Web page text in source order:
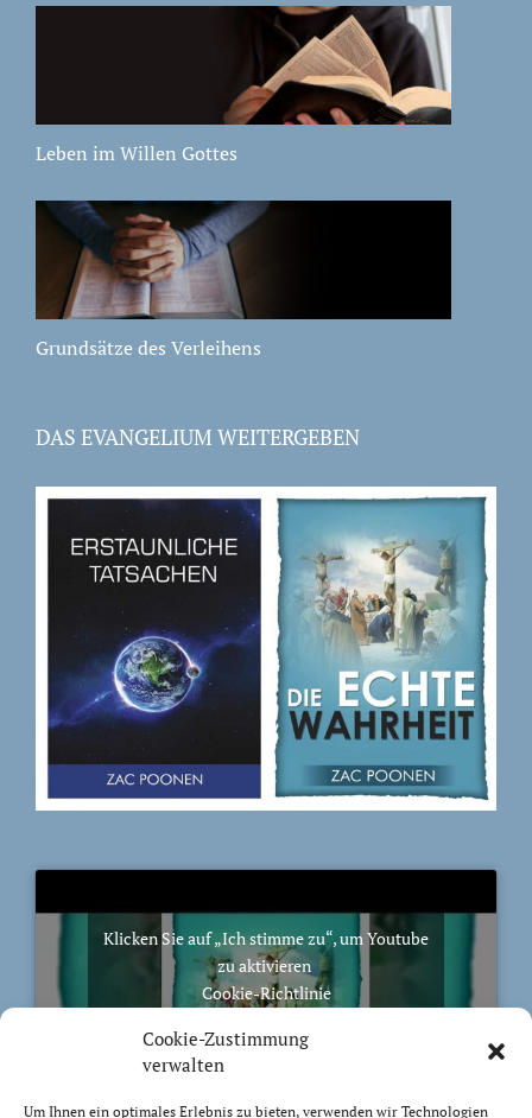
Cookie-Zustimmung
verwalten
Um Ihnen ein optimales Erlebnis zu bieten, verwenden wir Technologien
Leben im Willen Gottes
Grundsätze des Verleihens
DAS EVANGELIUM WEITERGEBEN
Klicken Sie auf „Ich stimme zu“, um Youtube
zu aktivieren
Cookie-Richtlinie
Ich stimme zu